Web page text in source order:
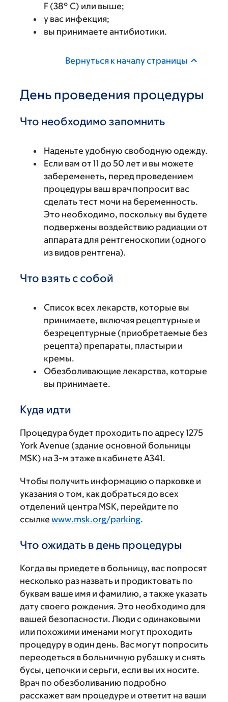
F (38° C) или выше;
у вас инфекция;
вы принимаете антибиотики.
Вернуться к началу страницы
День проведения процедуры
Что необходимо запомнить
Наденьте удобную свободную одежду.
Если вам от 11 до 50 лет и вы можете
забеременеть, перед проведением
процедуры ваш врач попросит вас
сделать тест мочи на беременность.
Это необходимо, поскольку вы будете
подвержены воздействию радиации от
аппарата для рентгеноскопии (одного
из видов рентгена).
Что взять с собой
Список всех лекарств, которые вы
принимаете, включая рецептурные и
безрецептурные (приобретаемые без
рецепта) препараты, пластыри и
кремы.
Обезболивающие лекарства, которые
вы принимаете.
Куда идти
Процедура будет проходить по адресу 1275
York Avenue (здание основной больницы
MSK) на 3-м этаже в кабинете A341.
Чтобы получить информацию о парковке и
указания о том, как добраться до всех
отделений центра MSK, перейдите по
ссылке www.msk.org/parking.
Что ожидать в день процедуры
Когда вы приедете в больницу, вас попросят
несколько раз назвать и продиктовать по
буквам ваше имя и фамилию, а также указать
дату своего рождения. Это необходимо для
вашей безопасности. Люди с одинаковыми
или похожими именами могут проходить
процедуру в один день. Вас могут попросить
переодеться в больничную рубашку и снять
бусы, цепочки и серьги, если вы их носите.
Врач по обезболиванию подробно
расскажет вам процедуре и ответит на ваши